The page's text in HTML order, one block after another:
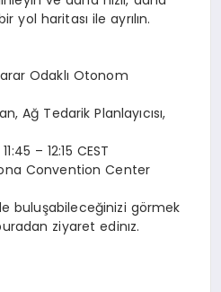
yol haritası ile ayrılın.
Odaklı Otonom
Ağ Tedarik Planlayıcısı,
– 12:15 CEST
Convention Center
buluşabileceğinizi görmek
ziyaret edinız.